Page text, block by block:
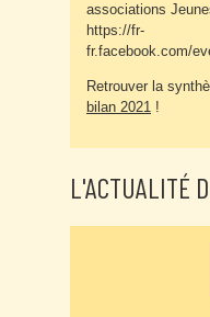
associations
https://fr-
fr.facebook.com/
Retrouver la
bilan 2021 !
L'ACTUALITÉ